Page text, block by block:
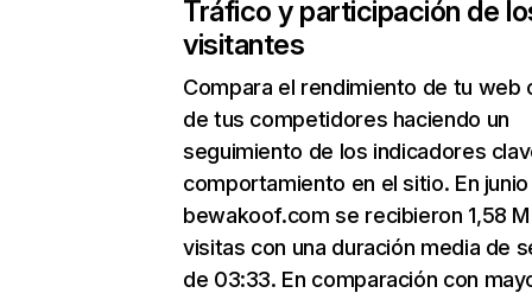
Tráfico y participación de
visitantes
Compara el rendimiento de tu web
de tus competidores haciendo un
seguimiento de los indicadores
comportamiento en el sitio. En junio
bewakoof.com se recibieron 1,58 M
visitas con una duración media de
de 03:33. En comparación con